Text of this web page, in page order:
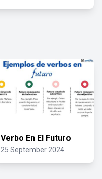
Verbo En El Futuro
25 September 2024